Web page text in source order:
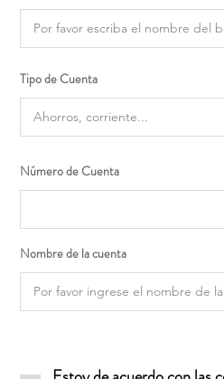
Tipo de Cuenta
Número de Cuenta
Nombre de la cuenta